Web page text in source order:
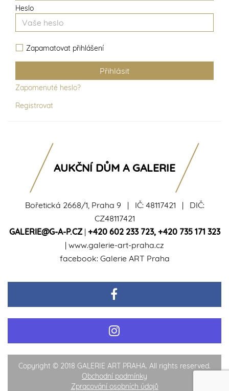
Heslo
Zapamatovat přihlášení
Zapomenuté heslo?
Registrovat
Bořetická 2668/1, Praha 9 | IČ: 48117421 | DIČ:
CZ48117421
GALERIE@G-A-P.CZ| +420 602 233 723, +420 735 171 323
| www.galerie-art-praha.cz
facebook: Galerie ART Praha
AUKČNÍ DŮM A GALERIE
Copyright © 2018 GALERIE ART PRAHA. All rights reserved.
Obchodní podmínky
Zpracování osobních údajů